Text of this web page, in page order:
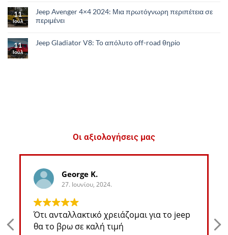
11
Ιούλ
Jeep Avenger 4×4 2024: Μια πρωτόγνωρη περιπέτεια σε
περιμένει
11
Ιούλ
Jeep Gladiator V8: Το απόλυτο οff-road θηρίο
Οι αξιολογήσεις μας
George K.
27. Ιουνίου, 2024.
Ότι ανταλλακτικό χρειάζομαι για το jeep
θα το βρω σε καλή τιμή